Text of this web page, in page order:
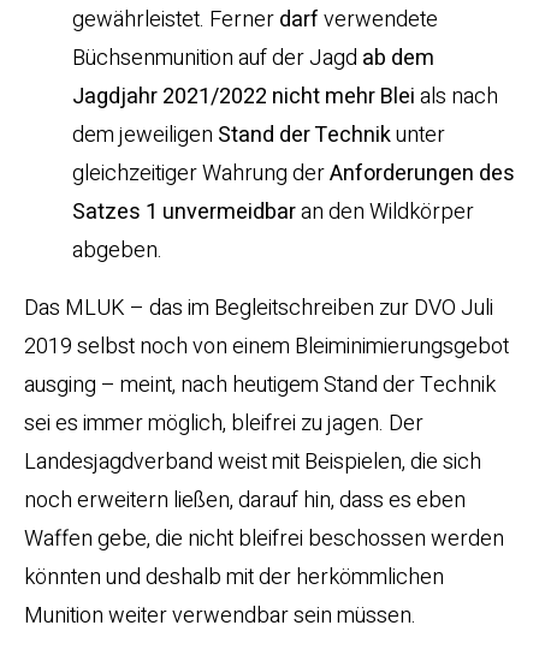
gewährleistet. Fernerdarfverwendete
Büchsenmunition auf der Jagd ab dem
Jagdjahr 2021/2022 nicht mehr Bleials nach
dem jeweiligen Stand der Technikunter
gleichzeitiger Wahrung derAnforderungen des
Satzes 1 unvermeidbaran den Wildkörper
abgeben.
Das MLUK – das im Begleitschreiben zur DVO Juli
2019 selbst noch von einem Bleiminimierungsgebot
ausging – meint, nach heutigem Stand der Technik
sei es immer möglich, bleifrei zu jagen. Der
Landesjagdverband weist mit Beispielen, die sich
noch erweitern ließen, darauf hin, dass es eben
Waffen gebe, die nicht bleifrei beschossen werden
könnten und deshalb mit der herkömmlichen
Munition weiter verwendbar sein müssen.